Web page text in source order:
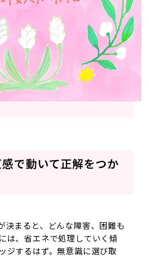
で動いて正解をつか
決まると、どんな障害、困難も
は、省エネで処理していく傾
ジするはず。無意識に選び取